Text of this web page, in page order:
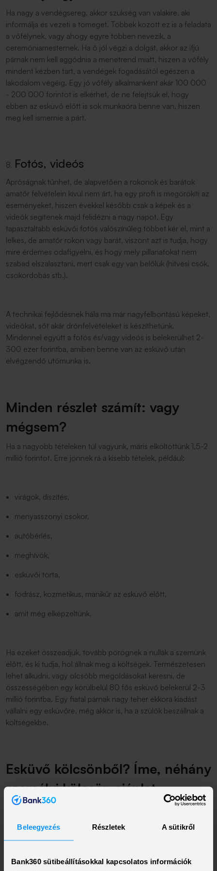
Beleegyezés Részletek A sütikről
Bank360 sütibeállításokkal kapcsolatos információk
Ha nagy a vendégsereg, akkor szükség van valakire, aki
informálja és vezeti a tömeget. Többek között ez is a feladata
a vőfélynek, vagy ahogy egyre többen nevezik, a
ceremóniamesternek. Ha ő jól végzi a dolgát, akkor az ifjú
párnak nem kell aggódnia a menetrend miatt, hiszen a vőfély
mindent kézben tart, a vendégek fogadásától egészen a
lakodalom végéig. Egy jó vőfély alkalmanként akár 100 000
- 200 000 forintot is elkérhet, de ne felejtsük el, hogy
ebben az esküvő előtt is sok munkaóra benne van, hiszen
meg kell ismernie a párt.
Fotós, videós
Apróságnak tűnhet, de alapvetően a rokonok és barátok
amatőr felvételein kívül nem árt, ha egy profi is megörökíti az
eseményeket, hiszen évekkel később csak a képek és a
videók segítenek majd felidézni a nagy napot. Egy
tapasztaltabb esküvői fotós valószínűleg többet kér el, mint a
lelkes, de amatőr rokon vagy barát, viszont azt is tudja, hogy
mire érdemes odafigyelni, és hogy mely pillanatokat nem
szabad elszalasztani, mert csak egy van belőlük (hitvesi csók,
csokordobás stb.).
A technikai fejlődésnek hála ma már nagyfelbontású képeket,
videókat, sőt akár drónfelvételeket is készíthetünk.
Mindennel együtt a fotós és/vagy videós is belekerülhet 2-
300 ezer forintba, amiben benne van az esküvő után
elvégzendő utómunka is.
Minden részlet számít: vagy
mégsem?
Ha a nagyobb tételeken túl vagyunk, máris elköltöttünk 1,5-2
millió forintot. Erre jönnek rá a kisebb tételek, például:
virágok, díszítés,
menyasszonyi csokor,
autóbérlés,
meghívók,
esküvői torta,
fodrász, kozmetikus, manikűr az esküvő előtt,
amit még elképzeltünk.
Ha ezeket összeadjuk, tovább pörögnek a nullák a szemünk
előtt, és ki tudja, hol állnak meg a költségek. Természetesen
lehet alkudni, vagy olcsóbb megoldásokat keresni, de
összességében egy körülbelül 80 fős esküvő belekerül 2-3
millió forintba. Egy fiatal párnak nagy teher ekkora kiadást
vállalni egy esküvőre, még akkor is, ha a szülők beszállnak a
költségekbe.
Esküvő kölcsönből? Íme, néhány
személyi kölcsön ajánlat
A szabad felhasználású személyi kölcsönök egyik nagy
az esküvő előkészületeit is rendezhetjük a segítségével. A
kamatkörnyezet kedvező, a személyi kölcsönök zöme pedig
alatt megnő a törlesztőrészlet. A Bank360 személyi kölcsön